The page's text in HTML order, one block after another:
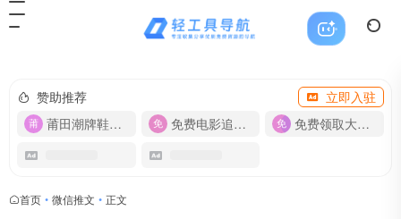
赞助推荐
立即入驻
莆田潮牌鞋服-货源
免费电影追剧APP 免费领取大流量卡【500G】
首页 • 微信推文 • 正文